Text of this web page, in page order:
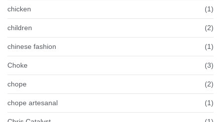
chicken (1)
children (2)
chinese fashion (1)
Choke (3)
chope (2)
chope artesanal (1)